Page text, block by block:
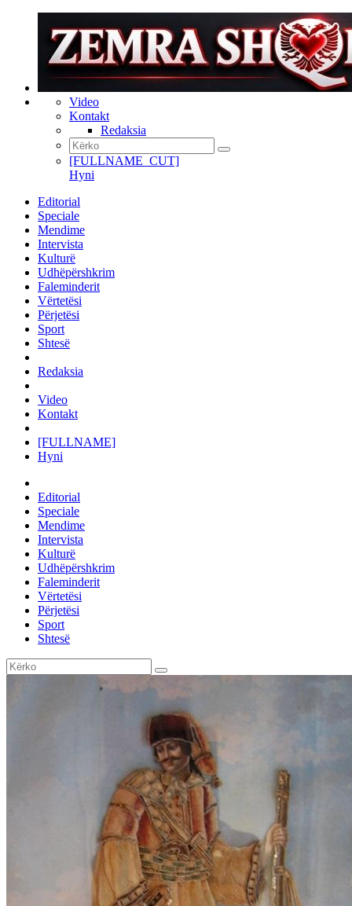
Video
Kontakt
Redaksia
[FULLNAME_CUT]
Hyni
Editorial
Speciale
Mendime
Intervista
Kulturë
Udhëpërshkrim
Faleminderit
Vërtetësi
Përjetësi
Sport
Shtesë
Redaksia
Video
Kontakt
[FULLNAME]
Hyni
Editorial
Speciale
Mendime
Intervista
Kulturë
Udhëpërshkrim
Faleminderit
Vërtetësi
Përjetësi
Sport
Shtesë